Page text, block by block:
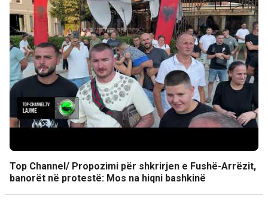
Top Channel/ Propozimi për shkrirjen e Fushë-Arrëzit,
banorët në protestë: Mos na hiqni bashkinë